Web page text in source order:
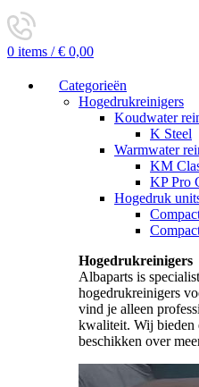
0 items / € 0,00
Categorieën
Hogedrukreinigers
Koudwater
K Steel
Warmwater
KM
KP Pro
Hogedruk
Hogedrukreinigers
Albaparts is
hogedrukreinigers
vind je alleen
kwaliteit. Wij bieden
beschikken over